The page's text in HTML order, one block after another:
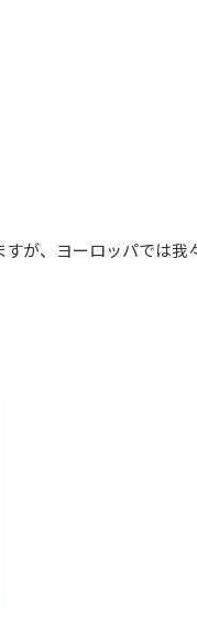
が、ヨーロッパでは我